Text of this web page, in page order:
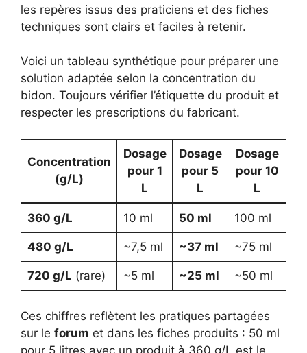
les repères issus des praticiens et des fiches
techniques sont clairs et faciles à retenir.
Voici un tableau synthétique pour préparer une
solution adaptée selon la concentration du
bidon. Toujours vérifier l’étiquette du produit et
respecter les prescriptions du fabricant.
Concentration
(g/L)
Dosage
pour 1
L
Dosage
pour 5
L
Dosage
pour 10
L
360 g/L 10 ml 50 ml 100 ml
480 g/L ~7,5 ml ~37 ml ~75 ml
720 g/L (rare) ~5 ml ~25 ml ~50 ml
Ces chiffres reflètent les pratiques partagées
sur le forum et dans les fiches produits : 50 ml